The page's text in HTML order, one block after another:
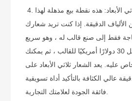
4. شعار مخصص ثلاثي الأبعاد: هذه نقطة بيع مذهلة لهذا
الدقيقة. إذا كنت تريد شعارك
فقط إلى صنع قالب له ، وهو سريع
ورخيص ، ورخيص مثل 30 دولارًا أمريكيًا للقالب ، ثم يمكنك
عليه. يعد الشعار ثلاثي الأبعاد على
عالي الكثافة بالتأكيد أداة تسويقية
فائقة الجودة لعلامتك التجارية.